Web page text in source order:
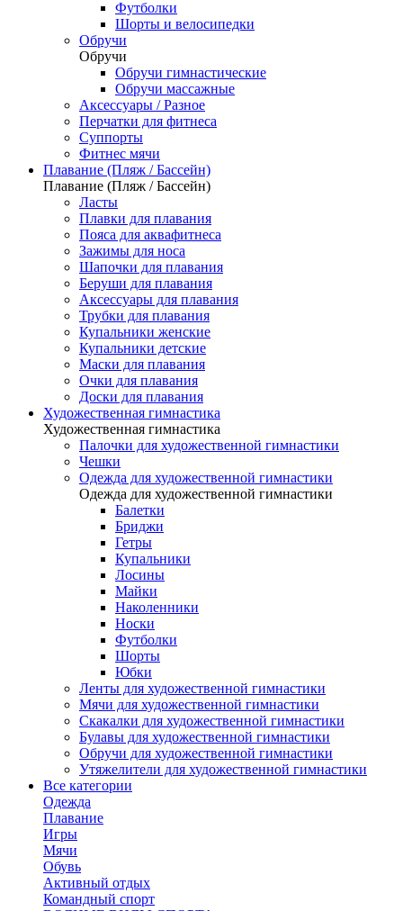
Футболки
Шорты и велосипедки
Обручи
Обручи
Обручи гимнастические
Обручи массажные
Аксессуары / Разное
Перчатки для фитнеса
Суппорты
Фитнес мячи
Плавание (Пляж / Бассейн)
Плавание (Пляж / Бассейн)
Ласты
Плавки для плавания
Пояса для аквафитнеса
Зажимы для носа
Шапочки для плавания
Беруши для плавания
Аксессуары для плавания
Трубки для плавания
Купальники женские
Купальники детские
Маски для плавания
Очки для плавания
Доски для плавания
Художественная гимнастика
Художественная гимнастика
Палочки для художественной гимнастики
Чешки
Одежда для художественной гимнастики
Одежда для художественной гимнастики
Балетки
Бриджи
Гетры
Купальники
Лосины
Майки
Наколенники
Носки
Футболки
Шорты
Юбки
Ленты для художественной гимнастики
Мячи для художественной гимнастики
Скакалки для художественной гимнастики
Булавы для художественной гимнастики
Обручи для художественной гимнастики
Утяжелители для художественной гимнастики
Все категории
Одежда
Плавание
Игры
Мячи
Обувь
Активный отдых
Командный спорт